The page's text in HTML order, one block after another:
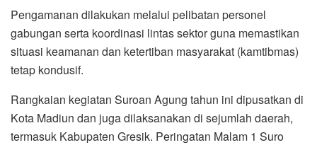
Pengamanan dilakukan melalui pelibatan personel
gabungan serta koordinasi lintas sektor guna memastikan
situasi keamanan dan ketertiban masyarakat (kamtibmas)
tetap kondusif.
Rangkaian kegiatan Suroan Agung tahun ini dipusatkan di
Kota Madiun dan juga dilaksanakan di sejumlah daerah,
termasuk Kabupaten Gresik. Peringatan Malam 1 Suro